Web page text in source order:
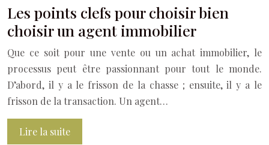
Les points clefs pour choisir bien
choisir un agent immobilier
Que ce soit pour une vente ou un achat immobilier, le
processus peut être passionnant pour tout le monde.
D’abord, il y a le frisson de la chasse ; ensuite, il y a le
frisson de la transaction. Un agent…
Lire la suite